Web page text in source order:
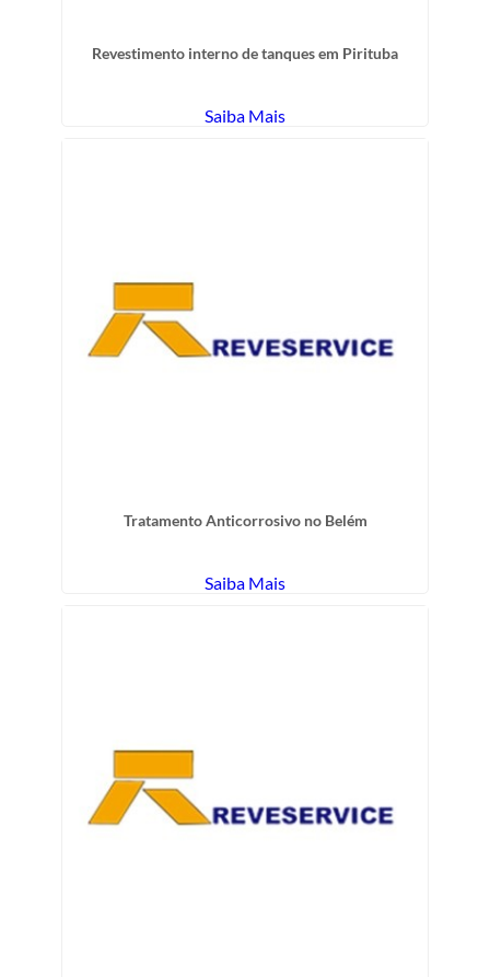
Revestimento interno de tanques em Pirituba
Saiba Mais
Tratamento Anticorrosivo no Belém
Saiba Mais